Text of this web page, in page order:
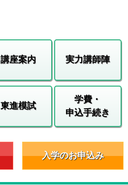
講座案内 実力講師陣
東進模試
学費・
申込手続き
入学のお申込み